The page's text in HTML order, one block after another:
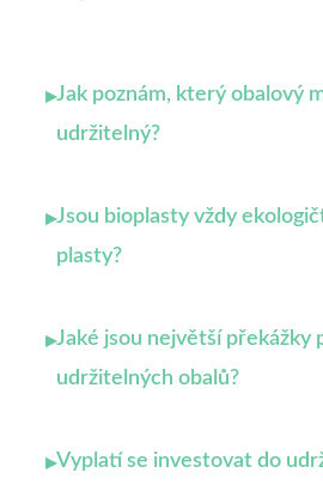
▸Jak poznám, který obalový
udržitelný?
▸Jsou bioplasty vždy
plasty?
▸Jaké jsou největší překážky
udržitelných obalů?
▸Vyplatí se investovat do